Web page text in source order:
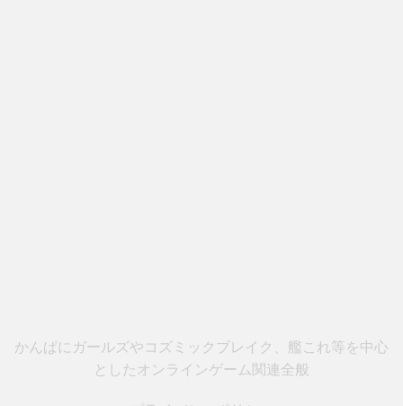
かんぱにガールズやコズミックブレイク、艦これ等を中心
としたオンラインゲーム関連全般